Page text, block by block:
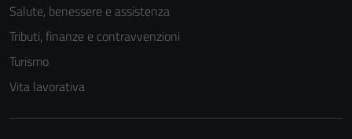
Salute, benessere e assistenza
Tributi, finanze e contravvenzioni
Turismo
Vita lavorativa